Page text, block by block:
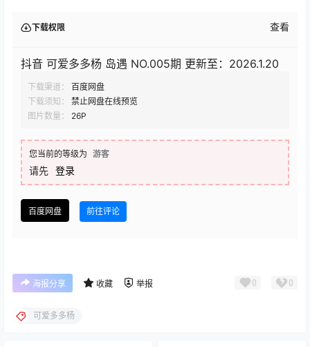
下载权限 查看
抖音 可爱多多杨 岛遇 NO.005期 更新至：2026.1.20
下载渠道：
百度网盘
下载须知：
禁止网盘在线预览
图片数量：
26P
您当前的等级为 游客
请先 登录
百度网盘 前往评论
海报分享 收藏 举报 0 0
可爱多多杨